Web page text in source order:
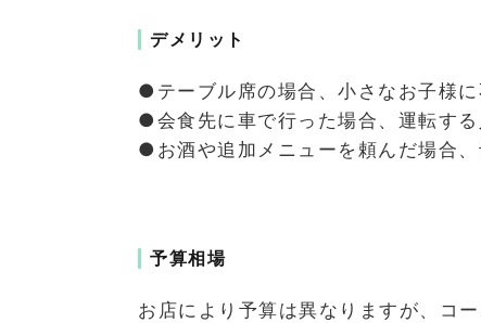
デメリット
●テーブル席の場合、小さなお子様に
●会食先に車で行った場合、運転する
●お酒や追加メニューを頼んだ場合
予算相場
お店により予算は異なりますが、コ